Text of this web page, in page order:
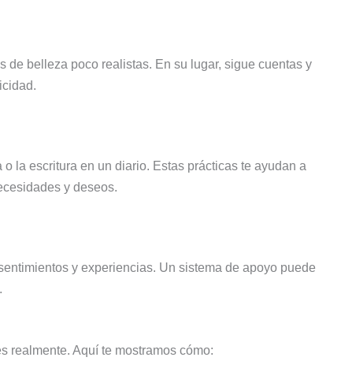
de belleza poco realistas. En su lugar, sigue cuentas y
la escritura en un diario. Estas prácticas te ayudan a
y deseos.
y experiencias. Un sistema de apoyo puede
realmente. Aquí te mostramos cómo: